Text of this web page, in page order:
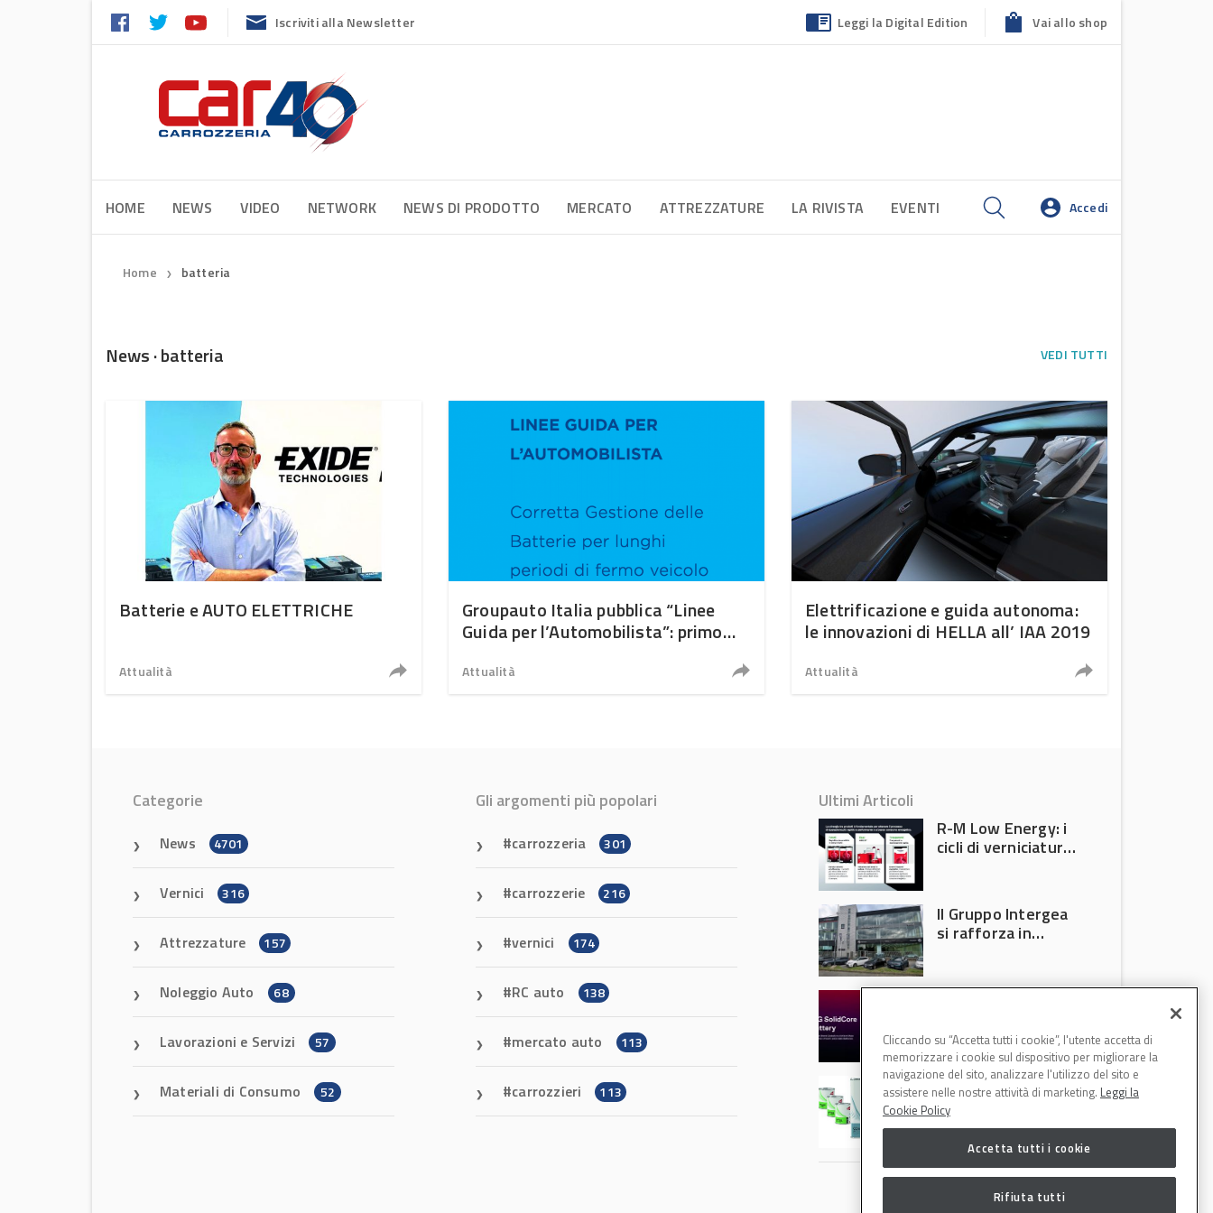
Iscriviti alla Newsletter Leggi la Digital Edition Vai allo shop
HOME NEWS VIDEO NETWORK NEWS DI PRODOTTO MERCATO ATTREZZATURE LA RIVISTA EVENTI Accedi
Home ❯ batteria
News · batteria VEDI TUTTI
Batterie e AUTO ELETTRICHE
Attualità
Groupauto Italia pubblica “Linee
Guida per l’Automobilista”: primo
#iostoconlafilieraautomotive
Attualità
Elettrificazione e guida autonoma:
le innovazioni di HELLA all’ IAA 2019
Attualità
Categorie
News 4701
Vernici 316
Attrezzature 157
Noleggio Auto 68
Lavorazioni e Servizi 57
Materiali di Consumo 52
Gli argomenti più popolari
carrozzeria 301
carrozzerie 216
vernici 174
RC auto 138
mercato auto 113
carrozzieri 113
Ultimi Articoli
R-M Low Energy: i
cicli di verniciatura
tempi e costi in
carrozzeria
Il Gruppo Intergea
si rafforza in
tecnologia che
potrebbe
accelerare la
rivoluzione
dell’auto elettrica
Speciale Low
Energy: axalta Fast
Cure Low Energy: la
tecnologia che
energetici e
aumenta la
Cliccando su “Accetta tutti i cookie”, l'utente accetta di
memorizzare i cookie sul dispositivo per migliorare la
navigazione del sito, analizzare l'utilizzo del sito e
assistere nelle nostre attività di marketing. Leggi la
Cookie Policy
Accetta tutti i cookie
Rifiuta tutti